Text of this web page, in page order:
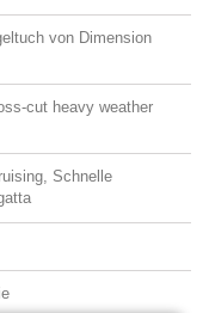
von Dimension
cut heavy weather
Schnelle